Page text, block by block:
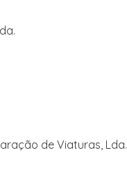
de Viaturas, Lda.